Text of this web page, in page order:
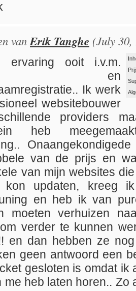
vanErik Tanghe (July
ervaring ooit i.v.m.
en
Ik werk
websitebouwer
providers
heb
van de prijs en
van mijn websites
kon updaten, kreeg
en heb ik van
moeten verhuizen
verder te kunnen
en dan hebben ze
geen antwoord een
gesloten is omdat ik
me heb laten horen.. Zo